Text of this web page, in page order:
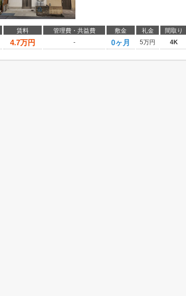
賃料 管理費・共益費 敷金 礼金 間取り
4.7万円 - 0ヶ月 5万円 4K